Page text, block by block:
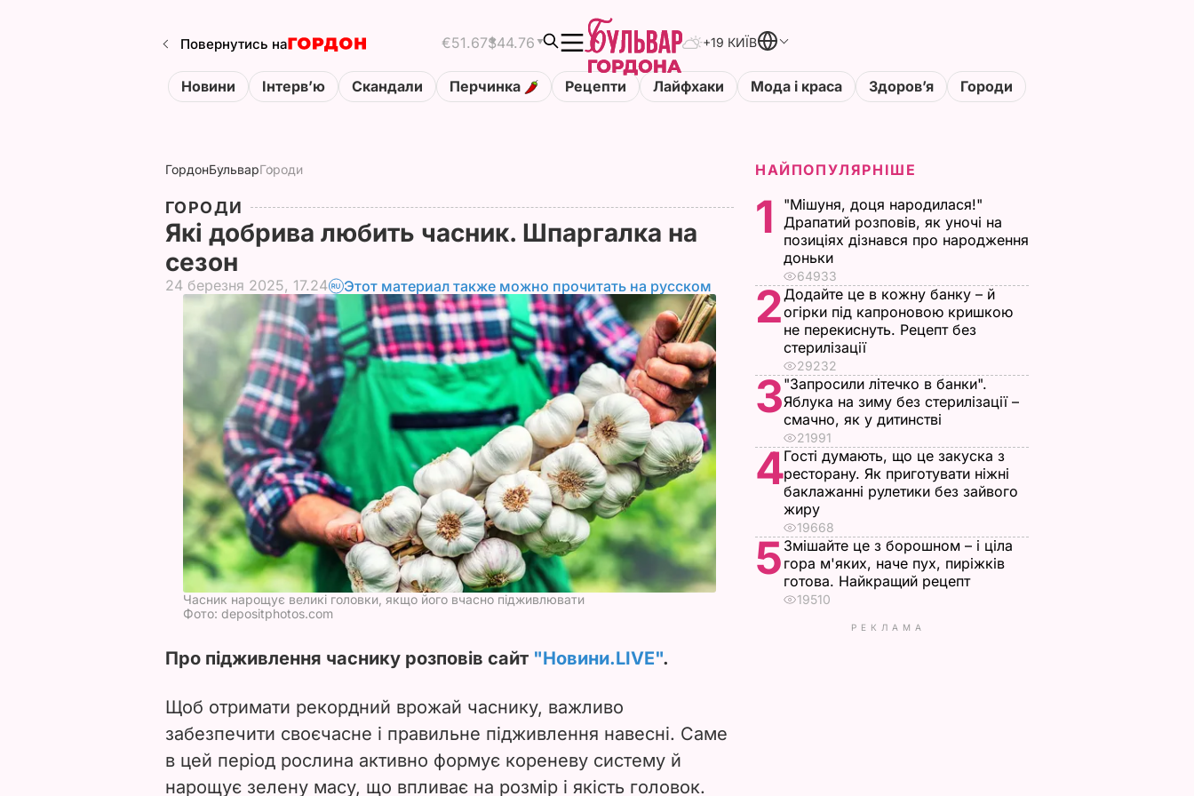
Повернутись на €51.67$44.76 +19 КИЇВ
Новини Інтервʼю Скандали Перчинка Рецепти Лайфхаки Мода і краса Здоровʼя Городи
ГордонБульварГороди
ГОРОДИ
Які добрива любить часник. Шпаргалка на
сезон
24 березня 2025, 17.24 Этот материал также можно прочитать на русском
Часник нарощує великі головки, якщо його вчасно підживлювати
Фото: depositphotos.com
Про підживлення часнику розповів сайт "Новини.LIVE".
Щоб отримати рекордний врожай часнику, важливо
забезпечити своєчасне і правильне підживлення навесні. Саме
в цей період рослина активно формує кореневу систему й
нарощує зелену масу, що впливає на розмір і якість головок.
НАЙПОПУЛЯРНІШЕ
1
"Мішуня, доця народилася!"
Драпатий розповів, як уночі на
позиціях дізнався про народження
доньки
64933
2Додайте це в кожну банку – й
огірки під капроновою кришкою
не перекиснуть. Рецепт без
стерилізації
29232
3"Запросили літечко в банки".
Яблука на зиму без стерилізації –
смачно, як у дитинстві
21991
4Гості думають, що це закуска з
ресторану. Як приготувати ніжні
баклажанні рулетики без зайвого
жиру
19668
5 Змішайте це з борошном – і ціла
гора м'яких, наче пух, пиріжків
готова. Найкращий рецепт
19510
РЕКЛАМА